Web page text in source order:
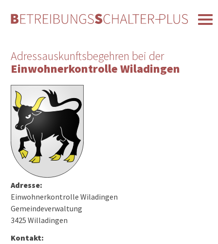
Adressauskunftsbegehren bei der
Einwohnerkontrolle Wiladingen
Adresse:
Einwohnerkontrolle Wiladingen
Gemeindeverwaltung
3425 Willadingen
Kontakt: